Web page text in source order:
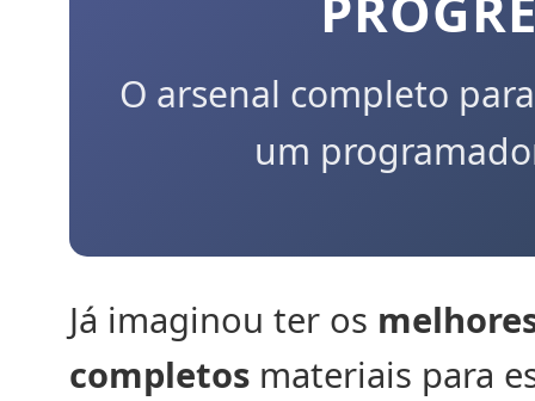
O arsenal completo
um
Já imaginou ter os
completos materiais para